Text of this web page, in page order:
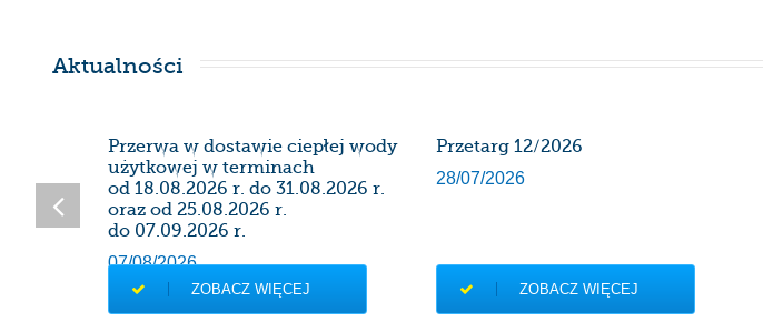
Aktualności
Przerwa w dostawie ciepłej wody
użytkowej w terminach
od 18.08.2026 r. do 31.08.2026 r.
oraz od 25.08.2026 r.
do 07.09.2026 r.
07/08/2026
ZOBACZ WIĘCEJ
Przetarg 12/2026
28/07/2026
ZOBACZ WIĘCEJ